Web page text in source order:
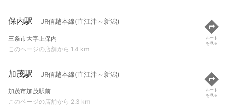
保内駅 JR信越本線(直江津～新潟)
三条市大字上保内
このページの店舗から 1.4 km
ルート
を見る
加茂駅 JR信越本線(直江津～新潟)
加茂市加茂駅前
このページの店舗から 2.3 km
ルート
を見る